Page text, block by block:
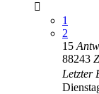
1
2
15
88243
Letzter